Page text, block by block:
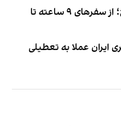
روایت فداکاری‌های محمد صلاح؛ از سفرهای ۹ ساعته تا
ایران عملا به تعطیلی